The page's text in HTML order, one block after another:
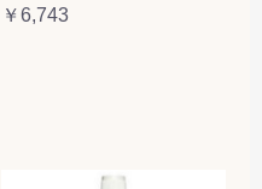
￥6,743